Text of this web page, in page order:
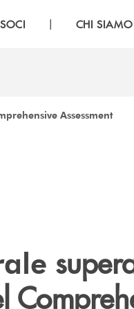
SOCI | CHI SIAMO
Assessment